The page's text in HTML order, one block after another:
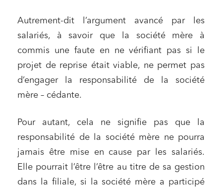
Autrement-dit l’argument avancé par les
salariés, à savoir que la société mère à
commis une faute en ne vérifiant pas si le
projet de reprise était viable, ne permet pas
d’engager la responsabilité de la société
mère – cédante.
Pour autant, cela ne signifie pas que la
responsabilité de la société mère ne pourra
jamais être mise en cause par les salariés.
Elle pourrait l’être l’être au titre de sa gestion
dans la filiale, si la société mère a participé
Relations commerciales et contrats
Associations et acteurs de l’économie sociale et
solidaire
Media et édition
Établissements financiers
Mobilité et transport
Règlement des litiges